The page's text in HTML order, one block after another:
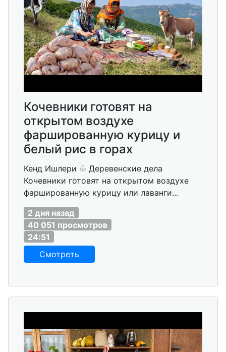
Кочевники готовят на
открытом воздухе
фаршированную курицу и
белый рис в горах
Кенд Ишлери ♧ Деревенские дела
Кочевники готовят на открытом воздухе
фаршированную курицу или лаванги...
2 дня назад
40 051 просмотров
24:51
Смотреть